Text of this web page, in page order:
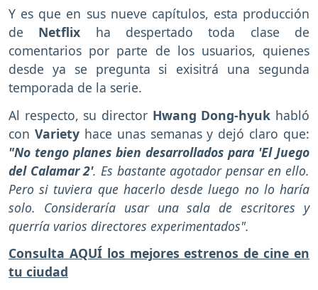
Y es que en sus nueve capítulos, esta producción
de Netflix ha despertado toda clase de
comentarios por parte de los usuarios, quienes
desde ya se pregunta si exisitrá una segunda
temporada de la serie.
Al respecto, su director Hwang Dong-hyuk habló
con Variety hace unas semanas y dejó claro que:
"No tengo planes bien desarrollados para 'El Juego
del Calamar 2'. Es bastante agotador pensar en ello.
Pero si tuviera que hacerlo desde luego no lo haría
solo. Consideraría usar una sala de escritores y
querría varios directores experimentados".
Consulta AQUÍ los mejores estrenos de cine en
tu ciudad